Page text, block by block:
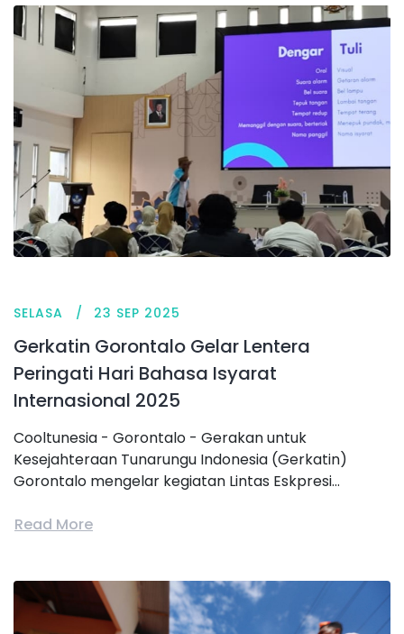
SELASA 23 SEP 2025
Gerkatin Gorontalo Gelar Lentera
Peringati Hari Bahasa Isyarat
Internasional 2025
Cooltunesia - Gorontalo - Gerakan untuk
Kesejahteraan Tunarungu Indonesia (Gerkatin)
Gorontalo mengelar kegiatan Lintas Eskpresi...
Read More